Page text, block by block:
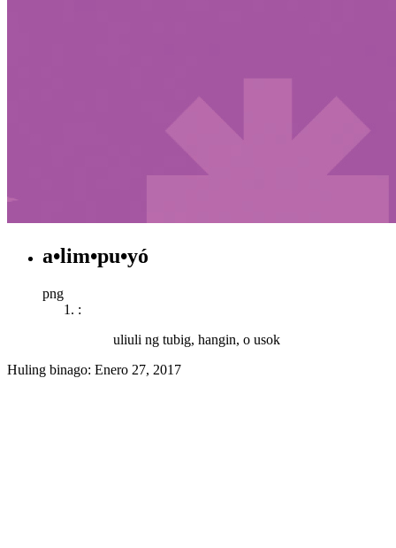
a•lim•pu•yó
png
:
uliuli ng tubig, hangin, o usok
Huling binago: Enero 27, 2017